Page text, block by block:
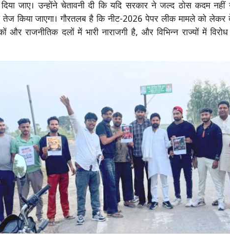
दिया जाए। उन्होंने चेतावनी दी कि यदि सरकार ने जल्द ठोस कदम नहीं
किया जाएगा। गौरतलब है कि नीट-2026 पेपर लीक मामले को लेकर
और राजनीतिक दलों में भारी नाराजगी है, और विभिन्न राज्यों में